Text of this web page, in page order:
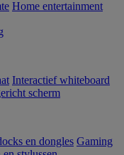
Home entertainment
Interactief whiteboard
scherm
en dongles Gaming